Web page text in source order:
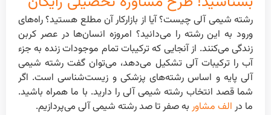
رشته شیمی آلی چیست؟ آیا از بازار‌کار آن مطلع هستید؟ راه‌های
ورود به این رشته را می‌دانید؟ امروزه انسان‌ها در عصر کربن
زندگی می‌کنند. از آنجایی که ترکیبات تمام موجودات زنده به جزء
آب را ترکیبات آلی تشکیل می‌دهد، می‌توان گفت رشته شیمی
آلی پایه و اساس رشته‌های پزشکی و زیست‌شناسی است. اگر
شما قصد انتخاب رشته شیمی آلی را دارید. با ما همراه باشید.
ما در الف مشاور به صفر تا صد رشته شیمی آلی می‌پردازیم.